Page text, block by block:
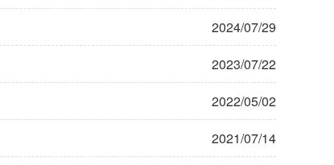
2024/07/29
2023/07/22
2022/05/02
2021/07/14